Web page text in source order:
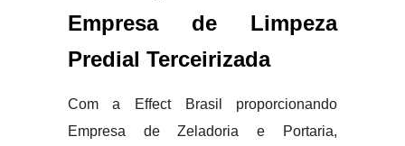
Empresa de Limpeza
Predial Terceirizada
Com a Effect Brasil proporcionando
Empresa de Zeladoria e Portaria,